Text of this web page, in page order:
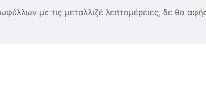
με τις μεταλλιζέ λεπτομέρειες, δε θα